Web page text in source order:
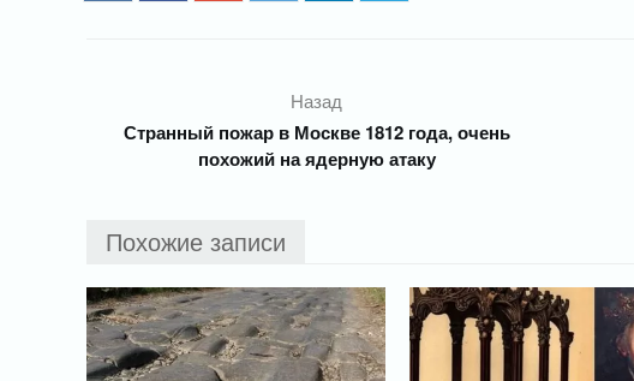
Назад
Странный пожар в Москве 1812 года, очень
похожий на ядерную атаку
Похожие записи